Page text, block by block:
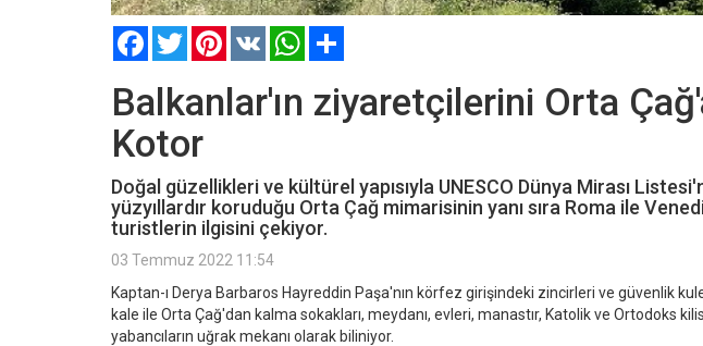
FacebookTwitterPinterest
VK WhatsApp
Balkanlar'ın ziyaretçilerini Orta
Kotor
Doğal güzellikleri ve kültürel yapısıyla UNESCO Dünya Mirası
yüzyıllardır koruduğu Orta Çağ mimarisinin yanı sıra Roma ile
turistlerin ilgisini çekiyor.
03 Temmuz 2022 11:54
Kaptan-ı Derya Barbaros Hayreddin Paşa'nın körfez girişindeki zincirleri ve güvenlik
kale ile Orta Çağ'dan kalma sokakları, meydanı, evleri, manastır, Katolik ve Ortodoks
yabancıların uğrak mekanı olarak biliniyor.